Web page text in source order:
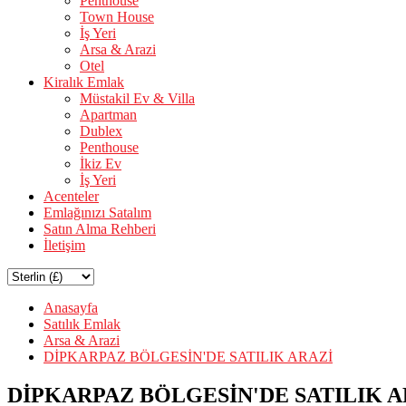
Town House
İş Yeri
Arsa & Arazi
Otel
Kiralık Emlak
Müstakil Ev & Villa
Apartman
Dublex
Penthouse
İkiz Ev
İş Yeri
Acenteler
Emlağınızı Satalım
Satın Alma Rehberi
İletişim
Anasayfa
Satılık Emlak
Arsa & Arazi
DİPKARPAZ BÖLGESİN'DE SATILIK ARAZİ
DİPKARPAZ BÖLGESİN'DE SATILIK